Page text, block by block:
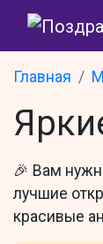
Главная
🎉 Вам
лучшие
красивые